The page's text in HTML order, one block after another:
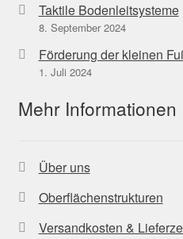
Taktile Bodenleitsysteme
8. September 2024
Förderung der kleinen
1. Juli 2024
Mehr Informationen
Über uns
Oberflächenstrukturen
Versandkosten &